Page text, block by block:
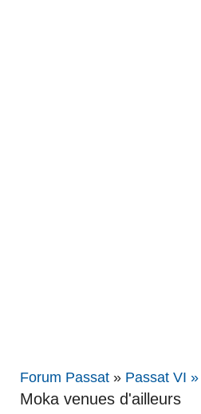
Forum Passat » Passat VI
Moka venues d'ailleurs